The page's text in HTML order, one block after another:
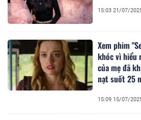
15:03 21/07/
Xem phim
khóc vì hiểu
của mẹ đã
nạt suốt 25
15:09 15/07/